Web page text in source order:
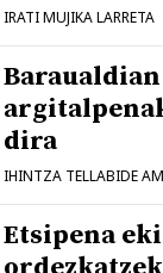
IRATI MUJIKA LARRETA
Baraualdian
dira
IHINTZA TELLABIDE
Etsipena